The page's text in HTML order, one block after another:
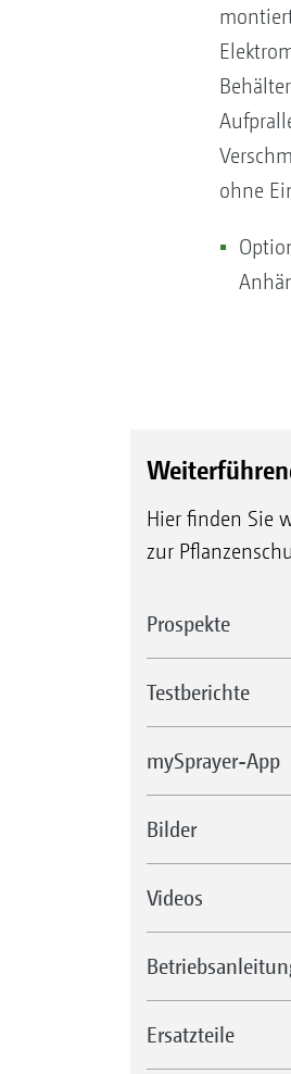
ohne
Hier finden Sie
zur
Prospekte
Testberichte
mySprayer-App
Bilder
Videos
Ersatzteile